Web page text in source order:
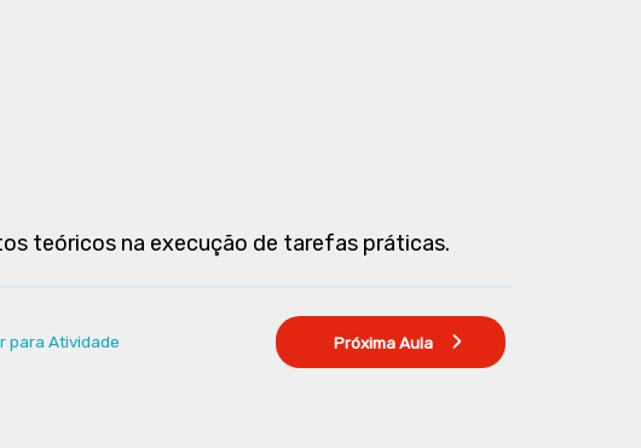
teóricos na execução de tarefas práticas.
para Atividade Próxima Aula